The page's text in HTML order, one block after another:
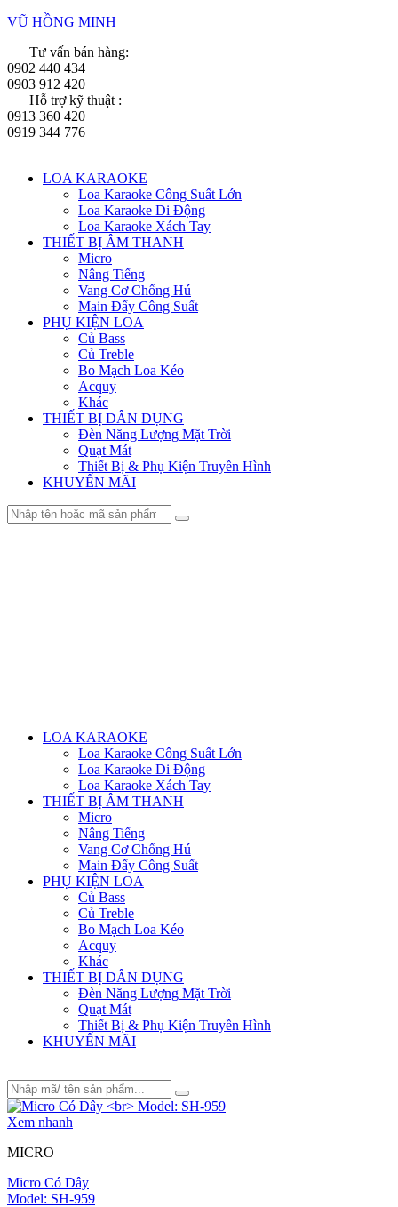
Skip
content
VŨ HỒNG MINH
Tư vấn bán hàng:
0902 440 434
0903 912 420
Hỗ trợ kỹ thuật :
0913 360 420
0919 344 776
Menu
LOA KARAOKE
Loa Karaoke Công Suất Lớn
Loa Karaoke Di Động
Loa Karaoke Xách Tay
THIẾT BỊ ÂM THANH
Micro
Nâng Tiếng
Vang Cơ Chống Hú
Main Đẩy Công Suất
PHỤ KIỆN LOA
Củ Bass
Củ Treble
Bo Mạch Loa Kéo
Acquy
Khác
THIẾT BỊ DÂN DỤNG
Đèn Năng Lượng Mặt Trời
Quạt Mát
Thiết Bị & Phụ Kiện Truyền Hình
KHUYẾN MÃI
Menu
LOA KARAOKE
Loa Karaoke Công Suất Lớn
Loa Karaoke Di Động
Loa Karaoke Xách Tay
THIẾT BỊ ÂM THANH
Micro
Nâng Tiếng
Vang Cơ Chống Hú
Main Đẩy Công Suất
PHỤ KIỆN LOA
Củ Bass
Củ Treble
Bo Mạch Loa Kéo
Acquy
Khác
THIẾT BỊ DÂN DỤNG
Đèn Năng Lượng Mặt Trời
Quạt Mát
Thiết Bị & Phụ Kiện Truyền Hình
KHUYẾN MÃI
Xem nhanh
MICRO
Micro Có Dây
Model: SH-959